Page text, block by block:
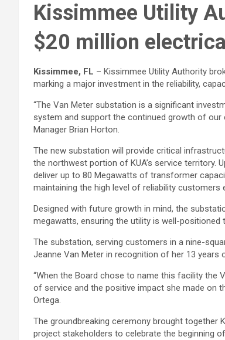
Kissimmee Utility
$20 million
Kissimmee, FL – Kissimmee Utility Authority
marking a major investment in the reliability,
“The Van Meter substation is a significant
system and support the continued growth of our
Manager Brian Horton.
The new substation will provide critical
the northwest portion of KUA’s service territory.
deliver up to 80 Megawatts of transformer
maintaining the high level of reliability customers
Designed with future growth in mind, the
megawatts, ensuring the utility is well-positioned
The substation, serving customers in a nine-
Jeanne Van Meter in recognition of her 13
“When the Board chose to name this facility the
of service and the positive impact she made on
Ortega.
The groundbreaking ceremony brought together
project stakeholders to celebrate the beginning